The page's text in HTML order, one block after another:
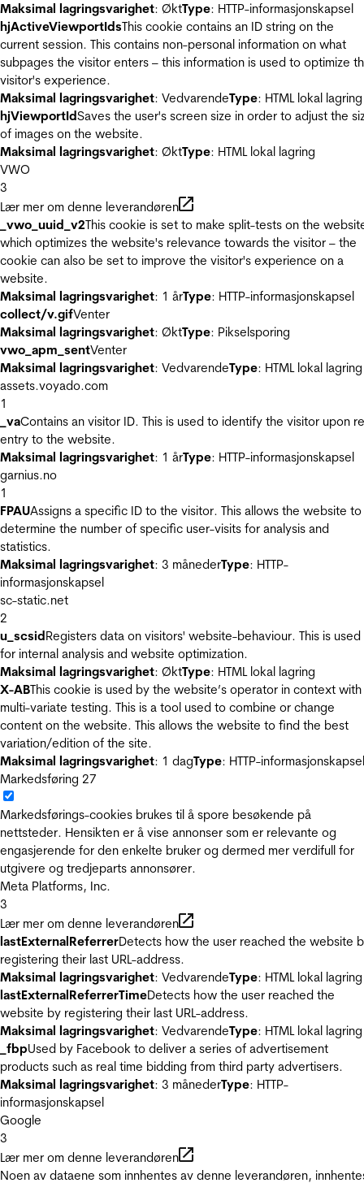
Maksimal lagringsvarighet: ØktType: HTTP-informasjonskapsel
hjActiveViewportIdsThis cookie contains an ID string on the
current session. This contains non-personal information on what
subpages the visitor enters – this information is used to optimize
visitor's experience.
Maksimal lagringsvarighet: VedvarendeType: HTML lokal lagring
hjViewportIdSaves the user's screen size in order to adjust the
of images on the website.
Maksimal lagringsvarighet: ØktType: HTML lokal lagring
VWO
3
Lær mer om denne leverandøren
_vwo_uuid_v2This cookie is set to make split-tests on the
which optimizes the website's relevance towards the visitor – the
cookie can also be set to improve the visitor's experience on a
website.
Maksimal lagringsvarighet: 1 årType: HTTP-informasjonskapsel
collect/v.gifVenter
Maksimal lagringsvarighet: ØktType: Pikselsporing
vwo_apm_sentVenter
Maksimal lagringsvarighet: VedvarendeType: HTML lokal lagring
assets.voyado.com
1
_vaContains an visitor ID. This is used to identify the visitor upon
entry to the website.
Maksimal lagringsvarighet: 1 årType: HTTP-informasjonskapsel
garnius.no
1
FPAUAssigns a specific ID to the visitor. This allows the website to
determine the number of specific user-visits for analysis and
statistics.
Maksimal lagringsvarighet: 3 månederType: HTTP-
informasjonskapsel
sc-static.net
2
u_scsidRegisters data on visitors' website-behaviour. This is used
for internal analysis and website optimization.
Maksimal lagringsvarighet: ØktType: HTML lokal lagring
X-ABThis cookie is used by the website’s operator in context with
multi-variate testing. This is a tool used to combine or change
content on the website. This allows the website to find the best
variation/edition of the site.
Maksimal lagringsvarighet: 1 dagType: HTTP-informasjonskapsel
Markedsføring 27
Markedsførings-cookies brukes til å spore besøkende på
nettsteder. Hensikten er å vise annonser som er relevante og
engasjerende for den enkelte bruker og dermed mer verdifull for
utgivere og tredjeparts annonsører.
Meta Platforms, Inc.
3
Lær mer om denne leverandøren
lastExternalReferrerDetects how the user reached the website
registering their last URL-address.
Maksimal lagringsvarighet: VedvarendeType: HTML lokal lagring
lastExternalReferrerTimeDetects how the user reached the
website by registering their last URL-address.
Maksimal lagringsvarighet: VedvarendeType: HTML lokal lagring
_fbpUsed by Facebook to deliver a series of advertisement
products such as real time bidding from third party advertisers.
Maksimal lagringsvarighet: 3 månederType: HTTP-
informasjonskapsel
Google
3
Lær mer om denne leverandøren
Noen av dataene som innhentes av denne leverandøren,